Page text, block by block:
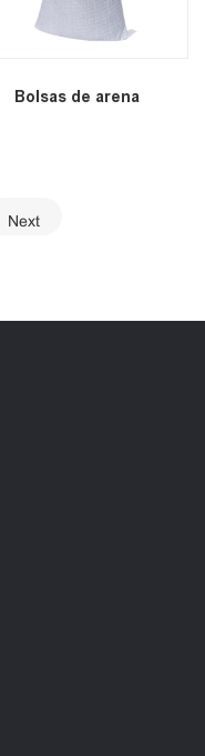
Bolsas de arena
Next